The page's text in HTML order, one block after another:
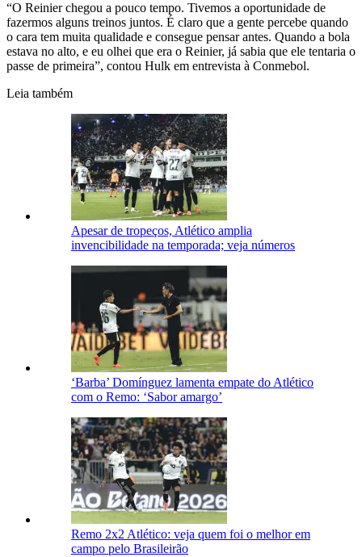
“O Reinier chegou a pouco tempo. Tivemos a oportunidade de
fazermos alguns treinos juntos. É claro que a gente percebe quando
o cara tem muita qualidade e consegue pensar antes. Quando a bola
estava no alto, e eu olhei que era o Reinier, já sabia que ele tentaria o
passe de primeira”, contou Hulk em entrevista à Conmebol.
Leia também
Apesar de tropeços, Atlético amplia
invencibilidade na temporada; veja números
‘Barba’ Domínguez lamenta empate do Atlético
com o Remo: ‘Sabor amargo’
Remo 2x2 Atlético: veja quem foi o melhor em
campo pelo Brasileirão